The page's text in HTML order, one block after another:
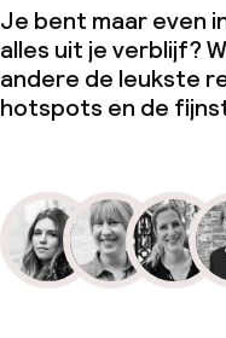
Je bent maar even
alles uit je verblijf?
andere de leukste
hotspots en de